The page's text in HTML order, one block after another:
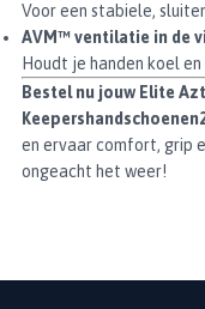
Voor een stabiele,
AVM™ ventilatie in de
Houdt je handen koel
Bestel nu jouw Elite
en ervaar comfort, grip
ongeacht het weer!